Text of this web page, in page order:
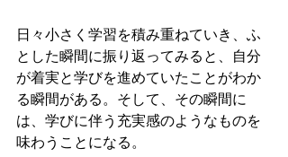
日々小さく学習を積み重ねていき、ふ
とした瞬間に振り返ってみると、自分
が着実と学びを進めていたことがわか
る瞬間がある。そして、その瞬間に
は、学びに伴う充実感のようなものを
味わうことになる。